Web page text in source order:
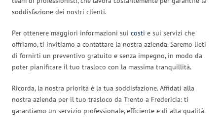
soddisfazione dei nostri clienti.
Per ottenere maggiori informazioni sui costi e sui servizi che
offriamo, ti invitiamo a contattare la nostra azienda. Saremo lieti
di fornirti un preventivo gratuito e senza impegno, in modo da
poter pianificare il tuo trasloco con la massima tranquillità.
Ricorda, la nostra priorità è la tua soddisfazione. Affidati alla
nostra azienda per il tuo trasloco da Trento a Fredericia: ti
garantiamo un servizio professionale, efficiente e di alta qualità.